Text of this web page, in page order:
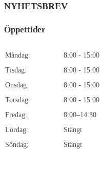
NYHETSBREV
Öppettider
Måndag:
8:00 - 15:00
Tisdag:
8:00 - 15:00
Onsdag:
8:00 - 15:00
Torsdag:
8:00 - 15:00
Fredag:
8:00–14:30
Lördag:
Stängt
Söndag:
Stängt